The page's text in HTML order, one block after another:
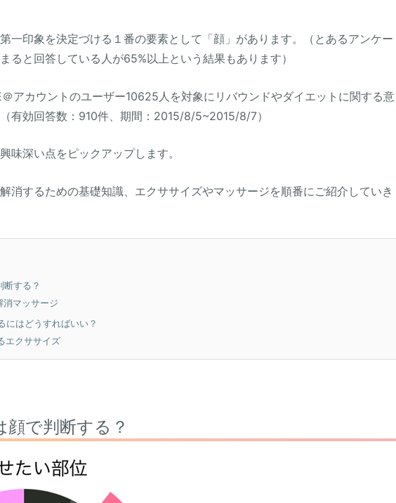
一印象を決定づける１番の要素として「顔」があります。（とあるアンケー
ると回答している人が65%以上という結果もあります）
アカウントのユーザー10625人を対象にリバウンドやダイエットに関する意
有効回答数：910件、期間：2015/8/5~2015/8/7）
味深い点をピックアップします。
消するための基礎知識、エクササイズやマッサージを順番にご紹介していき
断する？
消マッサージ
にはどうすればいい？
エクササイズ
顔で判断する？